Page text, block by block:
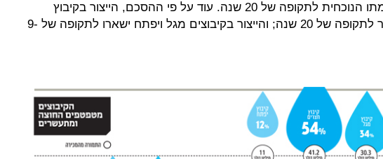
בישראל ברמתו הנוכחית לתקופה של 20 שנה. עוד על פי ההסכם, הייצור בקיבוץ
חצרים יישאר לתקופה של 20 שנה; והייצור בקיבוצים מגל ויפתח ישארו לתקופה של 9-